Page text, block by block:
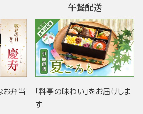
お弁当
午餐配送
「料亭の味わい」をお届けしま
す